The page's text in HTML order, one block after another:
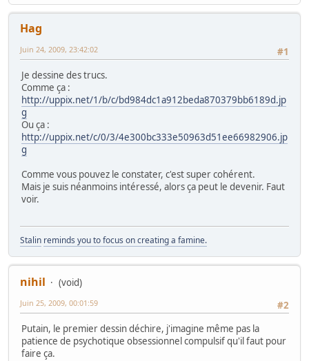
Hag
#1
Juin 24, 2009, 23:42:02
Je dessine des trucs.
Comme ça :
http://uppix.net/1/b/c/bd984dc1a912beda870379bb6189d.jp
g
Ou ça :
http://uppix.net/c/0/3/4e300bc333e50963d51ee66982906.jp
g
Comme vous pouvez le constater, c'est super cohérent.
Mais je suis néanmoins intéressé, alors ça peut le devenir. Faut
voir.
Stalin reminds you to focus on creating a famine.
nihil
(void)
#2
Juin 25, 2009, 00:01:59
Putain, le premier dessin déchire, j'imagine même pas la
patience de psychotique obsessionnel compulsif qu'il faut pour
faire ça.